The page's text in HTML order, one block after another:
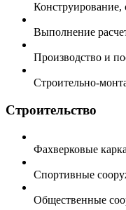
Конструирование,
Выполнение
Производство и
Строительно-
Строительство
Фахверковые
Спортивные
Общественные